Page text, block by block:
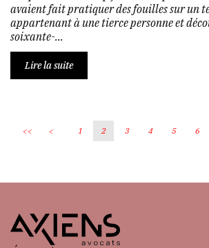
avaient fait pratiquer des fouilles sur un
appartenant à une tierce personne et
soixante-...
Lire la suite
<< < 1 2 3 4 5 6